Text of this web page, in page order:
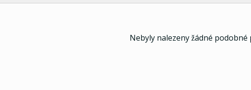
Nebyly nalezeny žádné podobné